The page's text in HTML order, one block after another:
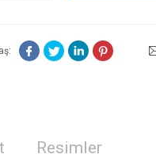
Resimler